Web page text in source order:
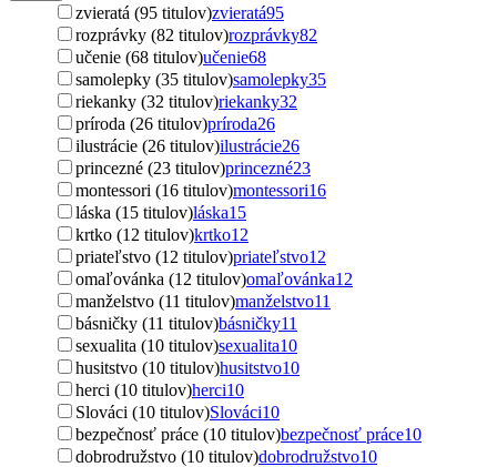
zvieratá (95 titulov)zvieratá95
rozprávky (82 titulov)rozprávky82
učenie (68 titulov)učenie68
samolepky (35 titulov)samolepky35
riekanky (32 titulov)riekanky32
príroda (26 titulov)príroda26
ilustrácie (26 titulov)ilustrácie26
princezné (23 titulov)princezné23
montessori (16 titulov)montessori16
láska (15 titulov)láska15
krtko (12 titulov)krtko12
priateľstvo (12 titulov)priateľstvo12
omaľovánka (12 titulov)omaľovánka12
manželstvo (11 titulov)manželstvo11
básničky (11 titulov)básničky11
sexualita (10 titulov)sexualita10
husitstvo (10 titulov)husitstvo10
herci (10 titulov)herci10
Slováci (10 titulov)Slováci10
bezpečnosť práce (10 titulov)bezpečnosť práce10
dobrodružstvo (10 titulov)dobrodružstvo10